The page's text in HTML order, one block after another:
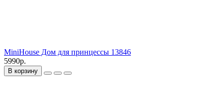
MiniHouse Дом для принцессы 13846
5990р.
В корзину